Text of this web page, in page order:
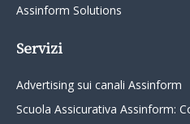
Assinform Solutions
Servizi
Advertising sui canali Assinform
Scuola Assicurativa Assinform: